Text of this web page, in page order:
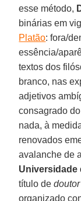
esse método,
binárias em
Platão: fora/
essência/
textos dos
branco, nas
adjetivos
consagrado
nada, à
renovados
avalanche de
Universidade
título de
organizado